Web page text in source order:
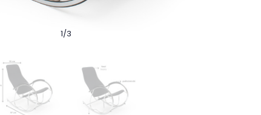
1/3